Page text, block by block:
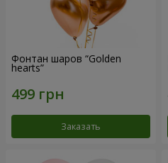
Фонтан шаров “Golden
hearts”
Заказать